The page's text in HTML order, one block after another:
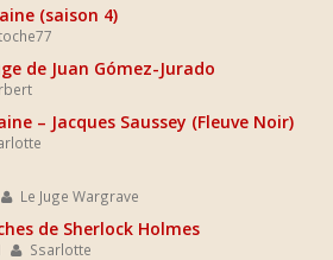
(saison 4)
de Juan Gómez-Jurado
– Jacques Saussey (Fleuve Noir)
Le Juge Wargrave
de Sherlock Holmes
Ssarlotte